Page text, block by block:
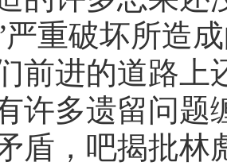
严重破坏所造
前进的道路上
许多遗留问题
盾，吧揭批林